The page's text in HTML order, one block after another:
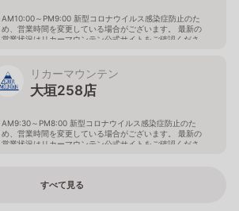
AM10:00～PM9:00 新型コロナウイルス感染症防止のた
め、営業時間を変更している場合がございます。 最新の
営業状況はリカーマウンテン公式サイトをご確認くださ
リカーマウンテン
大垣258店
AM9:30～PM8:00 新型コロナウイルス感染症防止のた
め、営業時間を変更している場合がございます。 最新の
営業状況はリカーマウンテン公式サイトをご確認くださ
すべて見る